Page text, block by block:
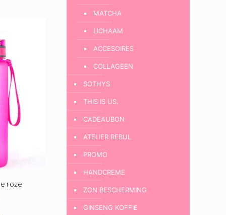
roze
MATCHA
LICHAAM
ACCESOIRES
COLLAGEEN
SOTHYS
THIS IS US.
CADEAUBON
ATELIER REBUL
PROMO
HANDCREME
ZON BESCHERMING
GINSENG KOFFIE